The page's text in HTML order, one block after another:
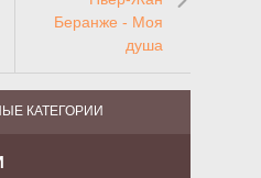
Беранже - Моя
душа
КАТЕГОРИИ